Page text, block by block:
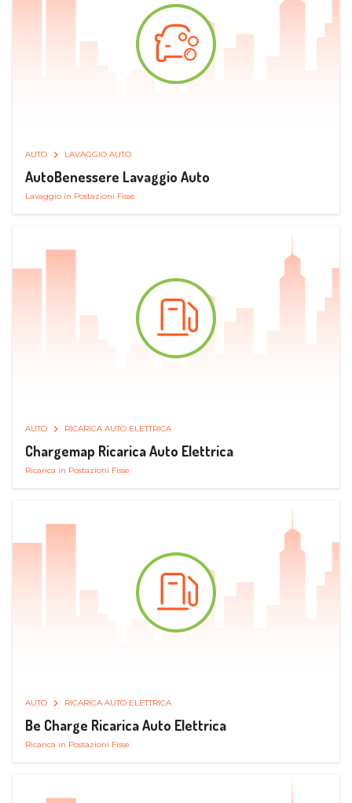
AUTO LAVAGGIO AUTO
AutoBenessere Lavaggio Auto
Lavaggio in Postazioni Fisse
AUTO RICARICA AUTO ELETTRICA
Chargemap Ricarica Auto Elettrica
Ricarica in Postazioni Fisse
AUTO RICARICA AUTO ELETTRICA
Be Charge Ricarica Auto Elettrica
Ricarica in Postazioni Fisse